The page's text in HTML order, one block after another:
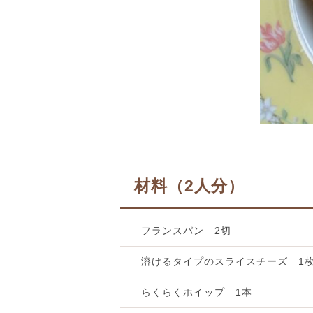
材料（2人分）
フランスパン 2切
溶けるタイプのスライスチーズ 1
らくらくホイップ 1本